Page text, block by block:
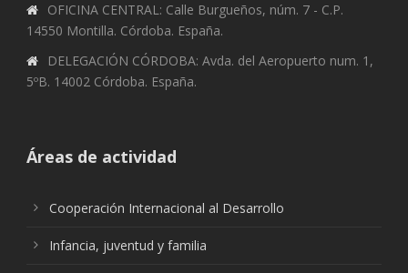
OFICINA CENTRAL: Calle Burgueños, núm. 7 - C.P.
14550 Montilla. Córdoba. España.
DELEGACIÓN CÓRDOBA: Avda. del Aeropuerto num. 1,
5ºB. 14002 Córdoba. España.
Áreas de actividad
Cooperación Internacional al Desarrollo
Infancia, juventud y familia